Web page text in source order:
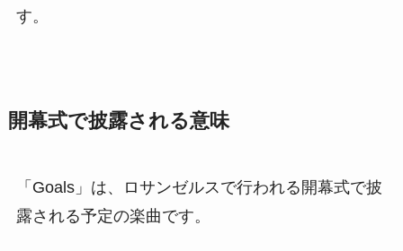
す。
開幕式で披露される意味
「Goals」は、ロサンゼルスで行われる開幕式で披
露される予定の楽曲です。